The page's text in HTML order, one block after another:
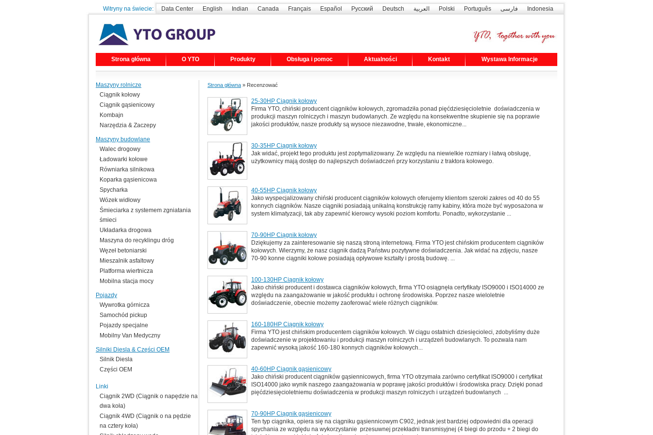
Witryny na świecie: Data Center English Indian Canada Français Español Русский Deutsch العربية Polski Português فارسی Indonesia
Strona główna O YTO Produkty Obsługa i pomoc Aktualności Kontakt Wystawa Informacje
Strona główna » Recenzować
25-30HP Ciągnik kołowy
Firma YTO, chiński producent ciągników kołowych, zgromadziła ponad pięćdziesięcioletnie doświadczenia w
produkcji maszyn rolniczych i maszyn budowlanych. Ze względu na konsekwentne skupienie się na poprawie
jakości produktów, nasze produkty są wysoce niezawodne, trwałe, ekonomiczne...
30-35HP Ciągnik kołowy
Jak widać, projekt tego produktu jest zoptymalizowany. Ze względu na niewielkie rozmiary i łatwą obsługę,
użytkownicy mają dostęp do najlepszych doświadczeń przy korzystaniu z traktora kołowego.
40-55HP Ciągnik kołowy
Jako wyspecjalizowany chiński producent ciągników kołowych oferujemy klientom szeroki zakres od 40 do 55
konnych ciągników. Nasze ciągniki posiadają unikalną konstrukcję ramy kabiny, która może być wyposażona w
system klimatyzacji, tak aby zapewnić kierowcy wysoki poziom komfortu. Ponadto, wykorzystanie ...
70-90HP Ciągnik kołowy
Dziękujemy za zainteresowanie się naszą stroną internetową. Firma YTO jest chińskim producentem ciągników
kołowych. Wierzymy, że nasz ciągnik dadzą Państwu pozytywne doświadczenia. Jak widać na zdjęciu, nasze
70-90 konne ciągniki kołowe posiadają opływowe kształty i prostą budowę. ...
100-130HP Ciągnik kołowy
Jako chiński producent i dostawca ciągników kołowych, firma YTO osiągnęła certyfikaty ISO9000 i ISO14000 ze
względu na zaangażowanie w jakość produktu i ochronę środowiska. Poprzez nasze wieloletnie
doświadczenie, obecnie możemy zaoferować wiele różnych ciągników.
160-180HP Ciągnik kołowy
Firma YTO jest chińskim producentem ciągników kołowych. W ciągu ostatnich dziesięcioleci, zdobyliśmy duże
doświadczenie w projektowaniu i produkcji maszyn rolniczych i urządzeń budowlanych. To pozwala nam
zapewnić wysoką jakość 160-180 konnych ciągników kołowych...
40-60HP Ciągnik gąsienicowy
Jako chiński producent ciągników gąsiennicowych, firma YTO otrzymała zarówno certyfikat ISO9000 i certyfikat
ISO14000 jako wynik naszego zaangażowania w poprawę jakości produktów i środowiska pracy. Dzięki ponad
pięćdziesięcioletniemu doświadczenia w produkcji maszyn rolniczych i urządzeń budowlanych ...
70-90HP Ciągnik gąsienicowy
Ten typ ciągnika, opiera się na ciągniku gąsiennicowym C902, jednak jest bardziej odpowiedni dla operacji
spychania ze względu na wykorzystanie przesuwnej przekładni transmisyjnej (4 biegi do przodu + 2 biegi do
Maszyny rolnicze
Ciągnik kołowy
Ciągnik gąsienicowy
Kombajn
Narzędzia & Zaczepy
Maszyny budowlane
Walec drogowy
Ładowarki kołowe
Równiarka silnikowa
Koparka gąsienicowa
Spycharka
Wózek widłowy
Śmieciarka z systemem zgniatania
śmieci
Układarka drogowa
Maszyna do recyklingu dróg
Węzeł betoniarski
Mieszalnik asfaltowy
Platforma wiertnicza
Mobilna stacja mocy
Pojazdy
Wywrotka górnicza
Samochód pickup
Pojazdy specjalne
Mobilny Van Medyczny
Silniki Diesla & Części OEM
Silnik Diesla
Części OEM
Linki
Ciągnik 2WD (Ciągnik o napędzie na
dwa koła)
Ciągnik 4WD (Ciągnik o na pędzie
na cztery koła)